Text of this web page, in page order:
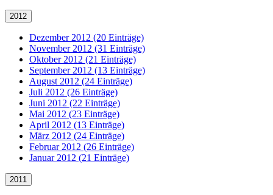
2012
Dezember 2012 (20 Einträge)
November 2012 (31 Einträge)
Oktober 2012 (21 Einträge)
September 2012 (13 Einträge)
August 2012 (24 Einträge)
Juli 2012 (26 Einträge)
Juni 2012 (22 Einträge)
Mai 2012 (23 Einträge)
April 2012 (13 Einträge)
März 2012 (24 Einträge)
Februar 2012 (26 Einträge)
Januar 2012 (21 Einträge)
2011